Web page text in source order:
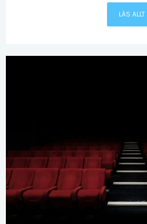
LÄS ALLT